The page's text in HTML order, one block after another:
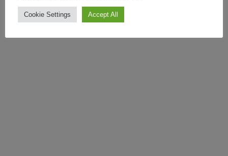
Cookie Settings Accept All